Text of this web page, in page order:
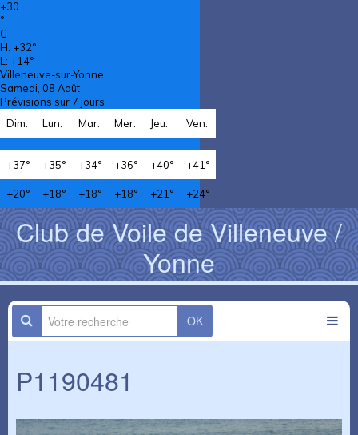
+30
°
C
H: +32°
L: +14°
Villeneuve-sur-Yonne
Samedi, 08 Août
Prévisions sur 7 jours
Dim.
Lun. Mar. Mer. Jeu. Ven.
+37° +35° +34° +36° +40° +41°
+20° +18° +18° +18° +21° +24°
Club de Voile de Villeneuve /
Yonne
OK
P1190481